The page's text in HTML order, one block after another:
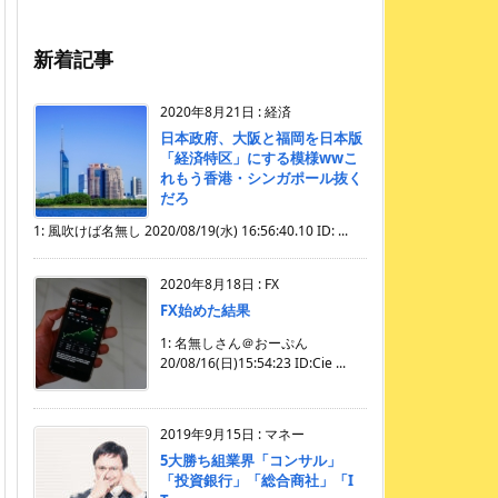
新着記事
2020年8月21日 :経済
日本政府、大阪と福岡を日本版
「経済特区」にする模様wwこ
れもう香港・シンガポール抜く
だろ
1: 風吹けば名無し 2020/08/19(水) 16:56:40.10 ID: ...
2020年8月18日 : FX
FX始めた結果
1: 名無しさん＠おーぷん
20/08/16(日)15:54:23 ID:Cie ...
2019年9月15日 : マネー
5大勝ち組業界「コンサル」
「投資銀行」「総合商社」「I